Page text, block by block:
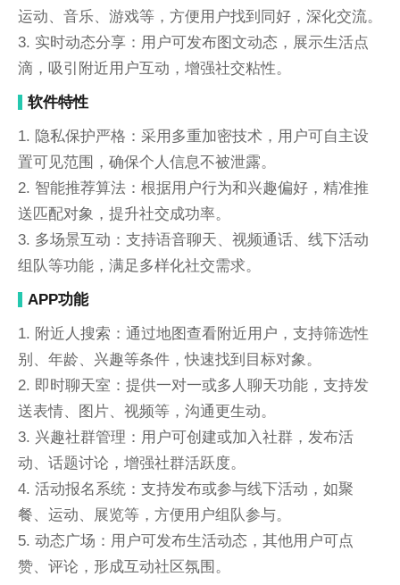
运动、音乐、游戏等，方便用户找到同好，深化交流。
3. 实时动态分享：用户可发布图文动态，展示生活点
滴，吸引附近用户互动，增强社交粘性。
软件特性
1. 隐私保护严格：采用多重加密技术，用户可自主设
置可见范围，确保个人信息不被泄露。
2. 智能推荐算法：根据用户行为和兴趣偏好，精准推
送匹配对象，提升社交成功率。
3. 多场景互动：支持语音聊天、视频通话、线下活动
组队等功能，满足多样化社交需求。
APP功能
1. 附近人搜索：通过地图查看附近用户，支持筛选性
别、年龄、兴趣等条件，快速找到目标对象。
2. 即时聊天室：提供一对一或多人聊天功能，支持发
送表情、图片、视频等，沟通更生动。
3. 兴趣社群管理：用户可创建或加入社群，发布活
动、话题讨论，增强社群活跃度。
4. 活动报名系统：支持发布或参与线下活动，如聚
餐、运动、展览等，方便用户组队参与。
5. 动态广场：用户可发布生活动态，其他用户可点
赞、评论，形成互动社区氛围。